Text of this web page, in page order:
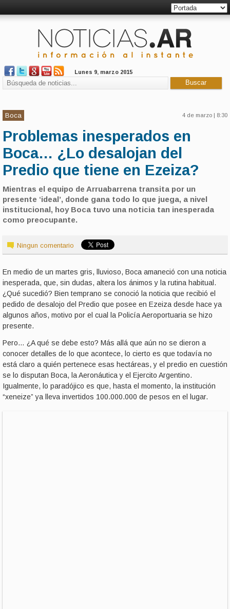
Lunes 9, marzo 2015
Boca 4 de marzo | 8:30
Problemas inesperados en
Boca… ¿Lo desalojan del
Predio que tiene en Ezeiza?
Mientras el equipo de Arruabarrena transita por un
presente ‘ideal’, donde gana todo lo que juega, a nivel
institucional, hoy Boca tuvo una noticia tan inesperada
como preocupante.
Ningun comentario
En medio de un martes gris, lluvioso, Boca amaneció con una noticia
inesperada, que, sin dudas, altera los ánimos y la rutina habitual.
¿Qué sucedió? Bien temprano se conoció la noticia que recibió el
pedido de desalojo del Predio que posee en Ezeiza desde hace ya
algunos años, motivo por el cual la Policía Aeroportuaria se hizo
presente.
Pero… ¿A qué se debe esto? Más allá que aún no se dieron a
conocer detalles de lo que acontece, lo cierto es que todavía no
está claro a quién pertenece esas hectáreas, y el predio en cuestión
se lo disputan Boca, la Aeronáutica y el Ejercito Argentino.
Igualmente, lo paradójico es que, hasta el momento, la institución
“xeneize” ya lleva invertidos 100.000.000 de pesos en el lugar.